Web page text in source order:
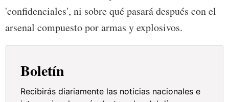
'confidenciales', ni sobre qué pasará después con el
arsenal compuesto por armas y explosivos.
Boletín
Recibirás diariamente las noticias nacionales e